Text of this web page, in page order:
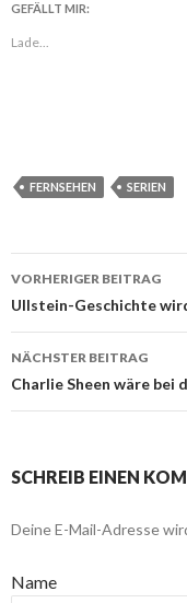
GEFÄLLT MIR:
Lade...
FERNSEHEN SERIEN
VORHERIGER BEITRAG
Ullstein-Geschichte
NÄCHSTER BEITRAG
Charlie Sheen wäre
SCHREIB EINEN
Deine E-Mail-Adresse
Name